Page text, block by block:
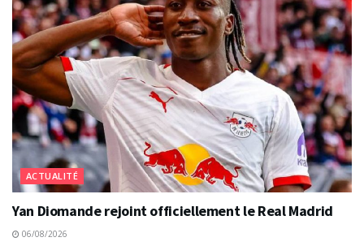
ACTUALITÉ
Yan Diomande rejoint officiellement le Real Madrid
06/08/2026